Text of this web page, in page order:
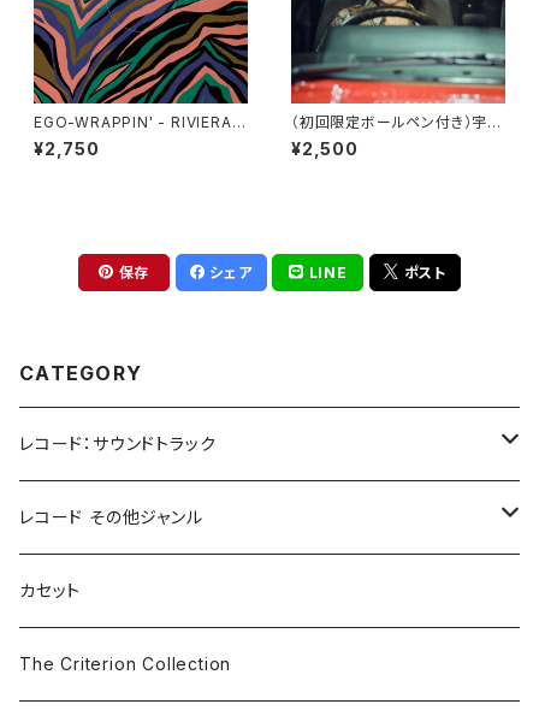
EGO-WRAPPIN' - RIVIERA
[クリア・ヴァイナル](12")
¥2,750
（初回限定ボールペン付き）宇多
田ヒカル - パッパパラダイス
(7")
¥2,500
保存 シェア LINE ポスト
CATEGORY
レコード：サウンドトラック
ホラー/スリラー
SF
ドラマ/ロマンス
レコード その他ジャンル
Rock & Pop
The Smiths
Classical
カセット
The Criterion Collection